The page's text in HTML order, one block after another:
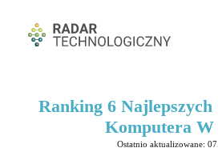
Ranking 6
Komputera W
Ostatnio aktualizowane: